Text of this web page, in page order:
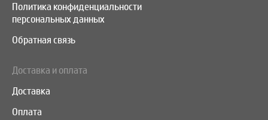
Политика конфиденциальности
персональных данных
Обратная связь
Доставка и оплата
Доставка
Оплата